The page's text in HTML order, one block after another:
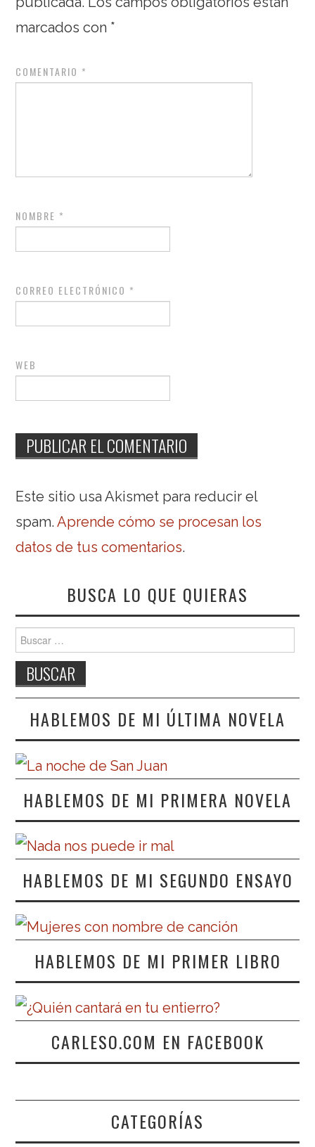
marcados con *
COMENTARIO *
NOMBRE *
CORREO ELECTRÓNICO *
WEB
Este sitio usa Akismet para reducir el
spam.Aprende cómo se procesan los
datos de tus comentarios.
BUSCA LO QUE QUIERAS
Buscar:
HABLEMOS DE MI ÚLTIMA NOVELA
HABLEMOS DE MI PRIMERA NOVELA
HABLEMOS DE MI SEGUNDO ENSAYO
HABLEMOS DE MI PRIMER LIBRO
CARLESO.COM EN FACEBOOK
CATEGORÍAS